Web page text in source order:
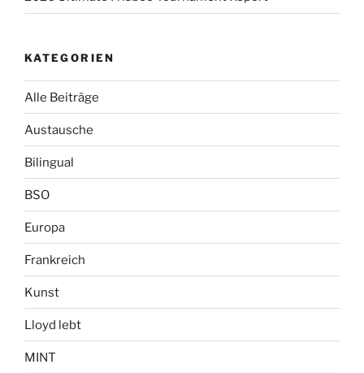
KATEGORIEN
Alle Beiträge
Austausche
Bilingual
BSO
Europa
Frankreich
Kunst
Lloyd lebt
MINT